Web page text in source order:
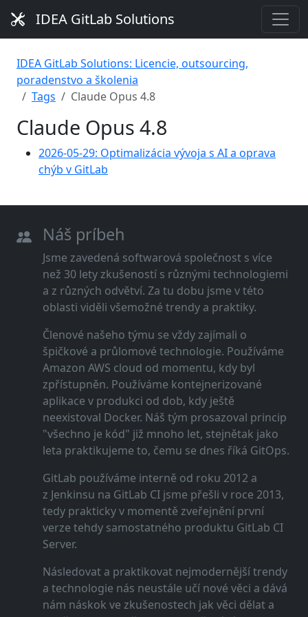
IDEA GitLab Solutions
IDEA GitLab Solutions: Licencie, outsourcing,
poradenstvo a školenia
Tags
Claude Opus 4.8
Claude Opus 4.8
2026-05-29: Optimalizácia vývoja s AI a oprava
chýb v GitLab
Náš príbeh
Jsme zavedená softwarová společnost s více
než 30 lety zkušeností s různými technologiemi
a z různých odvětví. Za tu dobu jsme v této
oblasti viděli všemožné trendy a praktiky.
Členové našeho týmu se vždy zajímali o
špičkové a průlomové technologie. Používáme
Amazon AWS cloud od momentu, kdy byl
zpřístupněn. Používáme kontejnerizované
aplikace v produkci od dob, kdy ještě
neexistoval Docker. Náš tým prosazoval princip
"všechno je kód" již mnoho let, stejnětak jako
leta praktikujeme to, čemu se dnes říká GitOps.
GitLab používáme interně od roku 2012 a
z Jenkinsu na GitLab CI jsme přešli v roce 2013,
tedy prakticky v momentě zveřejnění první
verze tehdy samostatného produktu GitLab CI
Server.
Následovat a praktikovat nejmodernější trendy
a technologie nás neustále učí nové věci a dává
nám náskok ve zkušenostech jak věci dělat a